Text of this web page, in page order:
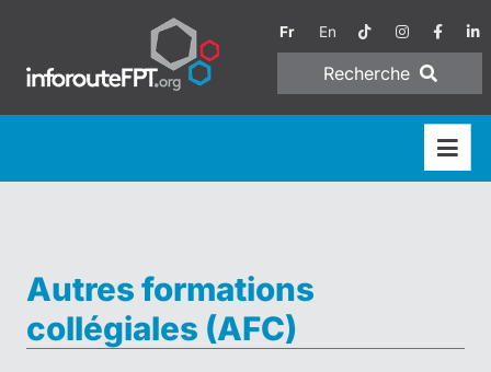
Fr En
Recherche
Autres formations
collégiales (AFC)